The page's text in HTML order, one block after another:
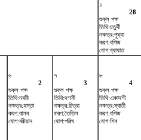
১
28
শুক্ল পক্ষ
তিথি:চতুর্থী
নক্ষত্র:পুষ্যা
করণ:বণিজ
যোগ:ব্যাঘাত
৬
2
শুক্ল পক্ষ
তিথি:নবমী
নক্ষত্র:হস্তা
করণ:বালব
যোগ:বরীয়ান
৭
3
শুক্ল পক্ষ
তিথি:দশমী
নক্ষত্র:চিত্রা
করণ:তৈতিল
যোগ:পরিঘ
৮
4
শুক্ল পক্ষ
তিথি:একাদশী
নক্ষত্র:স্বাতী
করণ:বণিজ
যোগ:শিব